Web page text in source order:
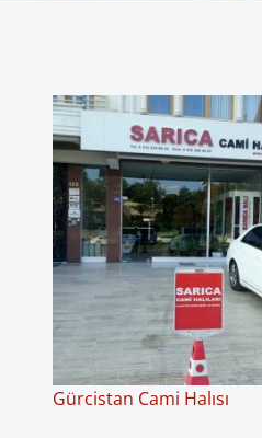
Gürcistan Cami Halısı